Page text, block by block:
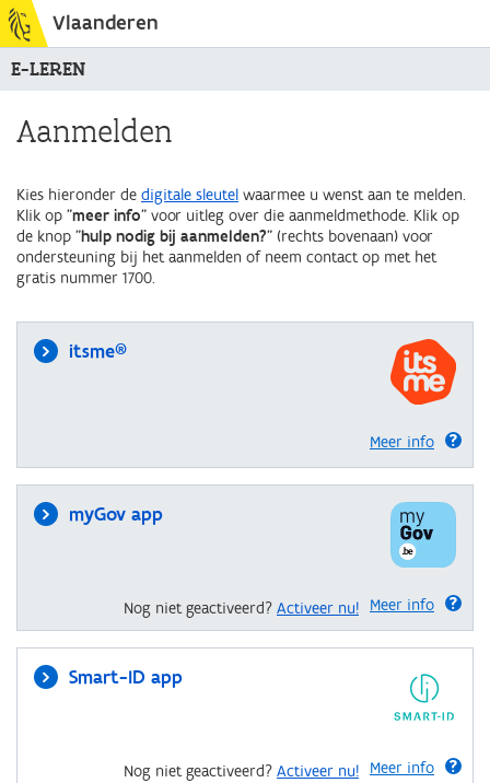
Vlaanderen
E-LEREN
Aanmelden
Kies hieronder de digitale sleutel waarmee u wenst aan te melden.
Klik op "meer info" voor uitleg over die aanmeldmethode. Klik op
de knop "hulp nodig bij aanmelden?" (rechts bovenaan) voor
ondersteuning bij het aanmelden of neem contact op met het
gratis nummer 1700.
itsme®
Meer info
myGov app
Meer info
Nog niet geactiveerd? Activeer nu!
Smart-ID app
Meer info
Nog niet geactiveerd? Activeer nu!